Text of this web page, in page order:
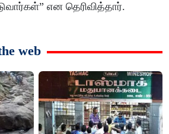
என தெரிவித்தார்.
web